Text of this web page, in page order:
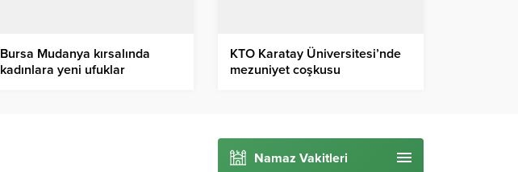
Bursa Mudanya kırsalında
kadınlara yeni ufuklar
KTO Karatay Üniversitesi’nde
mezuniyet coşkusu
Namaz Vakitleri